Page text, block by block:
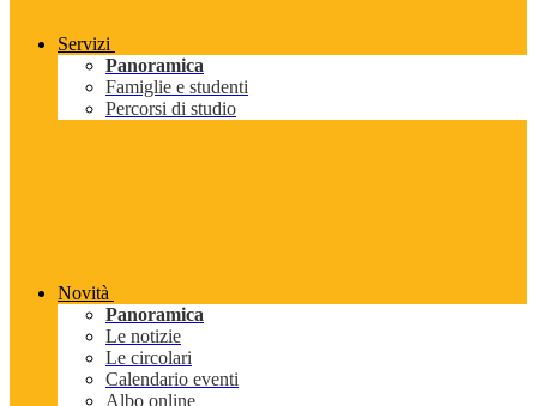
Servizi
Panoramica
Famiglie e studenti
Percorsi di studio
Novità
Panoramica
Le notizie
Le circolari
Calendario eventi
Albo online